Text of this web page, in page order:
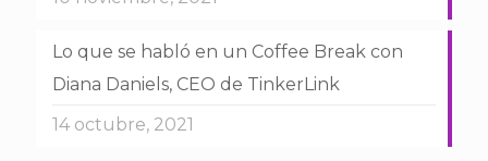
Lo que se habló en un Coffee Break con
Diana Daniels, CEO de TinkerLink
14 octubre, 2021